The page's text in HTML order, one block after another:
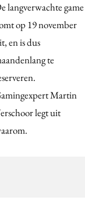
langverwachte game
op 19 november
en is dus
te
Martin
legt uit